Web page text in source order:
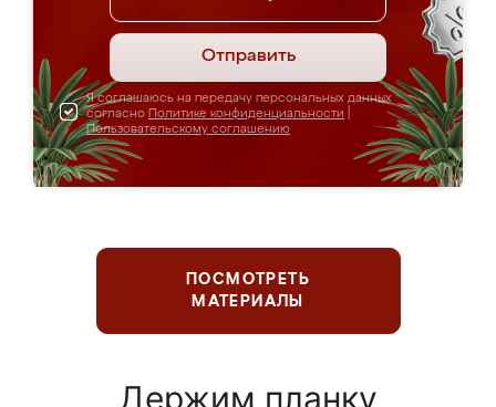
Отправить
Я соглашаюсь на передачу персональных данных
согласно Политике конфиденциальности
Пользовательскому соглашению
ПОСМОТРЕТЬ
МАТЕРИАЛЫ
Держим планку